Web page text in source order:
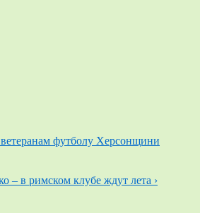
футболу Херсонщини
– в римском клубе ждут лета ›